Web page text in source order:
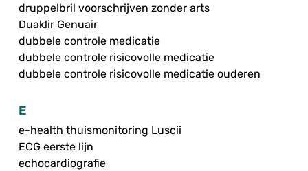
druppelbril voorschrijven zonder arts
Duaklir Genuair
dubbele controle medicatie
dubbele controle risicovolle medicatie
dubbele controle risicovolle medicatie ouderen
E
e-health thuismonitoring Luscii
ECG eerste lijn
echocardiografie